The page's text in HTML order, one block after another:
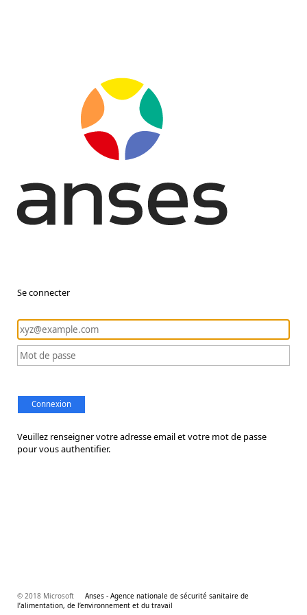
Se connecter
Connexion
Veuillez renseigner votre adresse email et votre mot de passe
pour vous authentifier.
© 2018 Microsoft
Anses - Agence nationale de sécurité sanitaire de
l’alimentation, de l’environnement et du travail